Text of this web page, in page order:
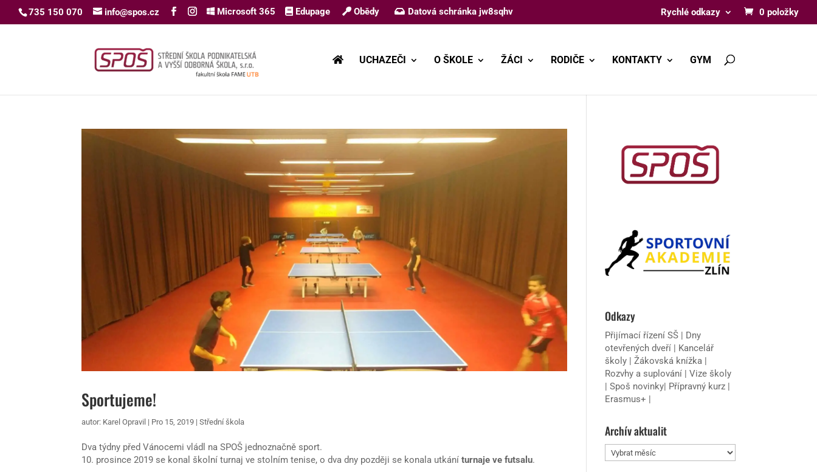
735 150 070 info@spos.cz Microsoft 365 Edupage Obědy Datová schránka jw8sqhv Rychlé odkazy 0 položky
UCHAZEČI O ŠKOLE ŽÁCI RODIČE KONTAKTY GYM
Sportujeme!
autor: Karel Opravil | Pro 15, 2019 |Střední škola
Dva týdny před Vánocemi vládl na SPOŠ jednoznačně sport.
10. prosince 2019 se konal školní turnaj ve stolním tenise, o dva dny později se konala utkání turnaje ve futsalu.
Odkazy
Přijímací řízení SŠ| Dny
otevřených dveří| Kancelář
školy| Žákovská knížka|
Rozvhy a suplování | Vize školy
| Spoš novinky| Přípravný kurz|
Erasmus+ |
Archív aktualit
Archív
aktualit